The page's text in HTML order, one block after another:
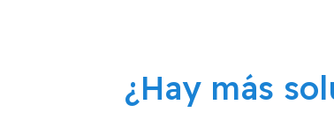
¿Hay más